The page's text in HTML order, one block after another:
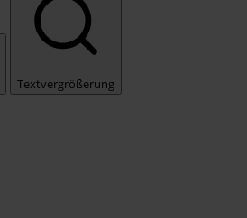
Textvergrößerung